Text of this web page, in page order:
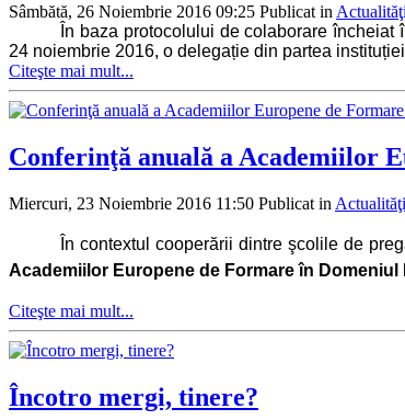
Sâmbătă, 26 Noiembrie 2016 09:25 Publicat in Actualităţi
În baza protocolului de colaborare
24 noiembrie 2016, o delegație din partea
Citeşte mai mult...
Conferinţă anuală a Academiilor
Miercuri, 23 Noiembrie 2016 11:50 Publicat in Actualităţi
În contextul cooperării dintre şcolile de
Academiilor Europene de Formare în Domeniul
Citeşte mai mult...
Încotro mergi, tinere?